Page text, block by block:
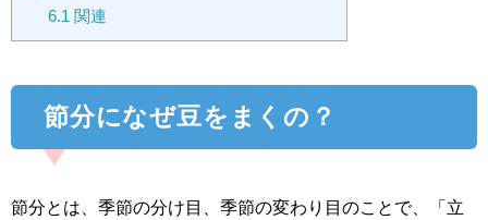
6.1 関連
節分になぜ豆をまくの？
節分とは、季節の分け目、季節の変わり目のことで、「立